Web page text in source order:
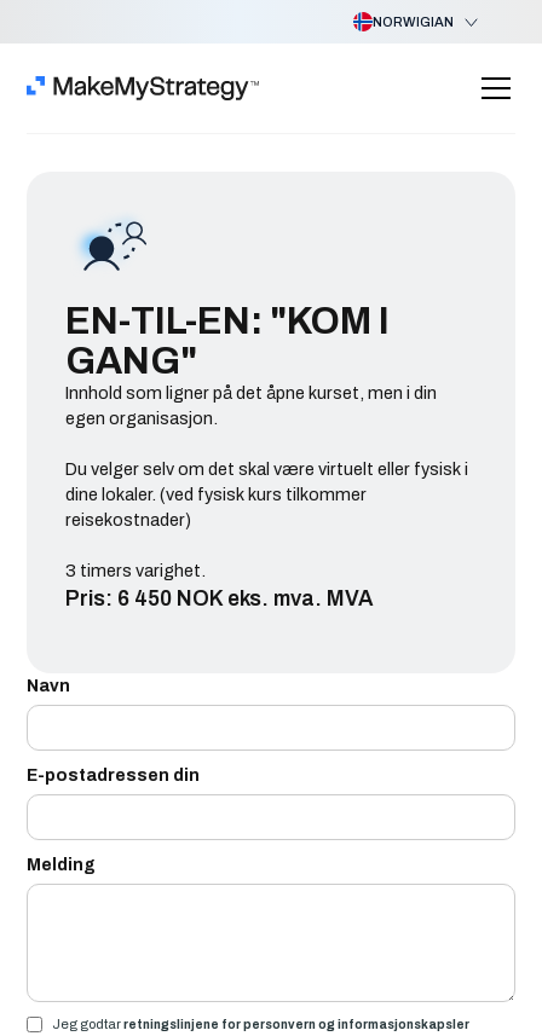
NORWIGIAN
EN-TIL-EN: "KOM I
GANG"
Innhold som ligner på det åpne kurset, men i din
egen organisasjon.
Du velger selv om det skal være virtuelt eller fysisk i
dine lokaler. (ved fysisk kurs tilkommer
reisekostnader)
3 timers varighet.
Pris: 6 450 NOK eks. mva. MVA
Navn
E-postadressen din
Melding
Jeg godtarretningslinjene for personvern og informasjonskapsler